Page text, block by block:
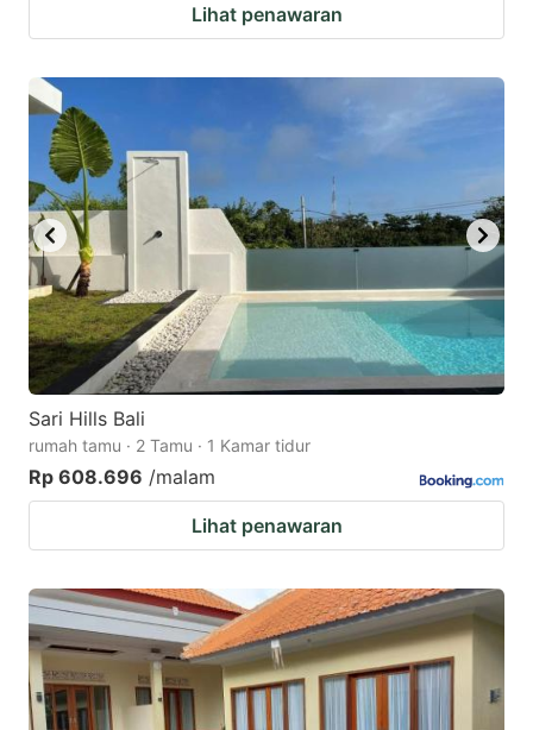
Lihat penawaran
Sari Hills Bali
rumah tamu · 2 Tamu · 1 Kamar tidur
Rp 608.696 /malam
Lihat penawaran